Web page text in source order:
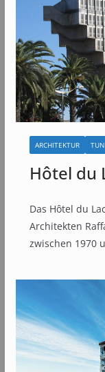
ARCHITEKTUR
Hôtel du
Das Hôtel du
Architekten
zwischen 1970